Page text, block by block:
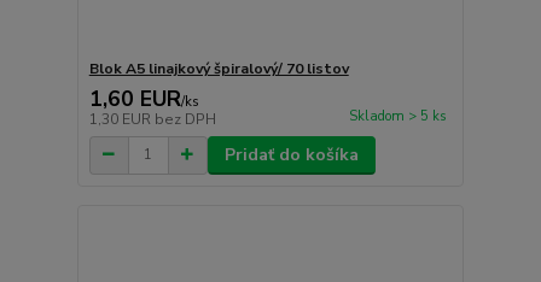
Blok A5 linajkový špiralový/ 70 listov
1,60 EUR/ks
1,30 EUR bez DPH Skladom > 5 ks
Pridať do košíka